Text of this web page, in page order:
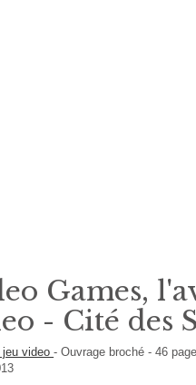
Games,
- Cité des
jeu video-Ouvrage broché-46